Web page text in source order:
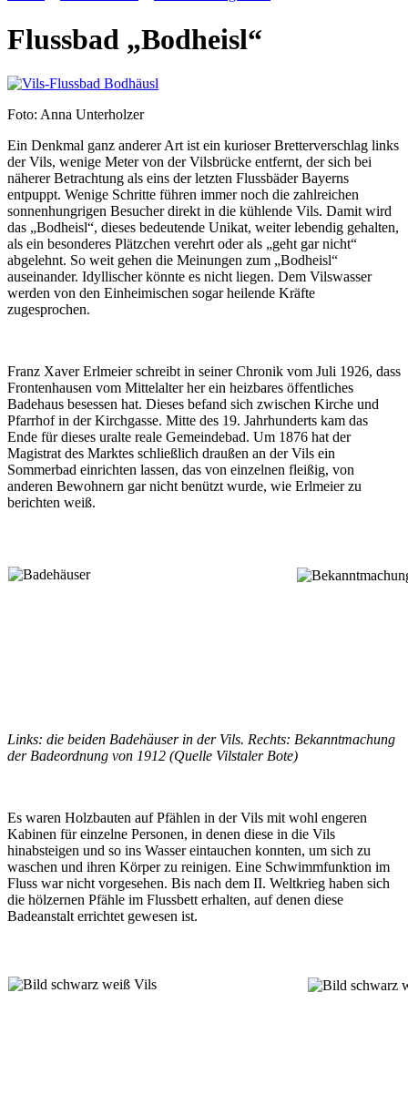
Flussbad „Bodheisl“
Foto: Anna Unterholzer
Ein Denkmal ganz anderer Art ist ein kurioser Bretterverschlag links
der Vils, wenige Meter von der Vilsbrücke entfernt, der sich bei
näherer Betrachtung als eins der letzten Flussbäder Bayerns
entpuppt. Wenige Schritte führen immer noch die zahlreichen
sonnenhungrigen Besucher direkt in die kühlende Vils. Damit wird
das „Bodheisl“, dieses bedeutende Unikat, weiter lebendig gehalten,
als ein besonderes Plätzchen verehrt oder als „geht gar nicht“
abgelehnt. So weit gehen die Meinungen zum „Bodheisl“
auseinander. Idyllischer könnte es nicht liegen. Dem Vilswasser
werden von den Einheimischen sogar heilende Kräfte
zugesprochen.
Franz Xaver Erlmeier schreibt in seiner Chronik vom Juli 1926, dass
Frontenhausen vom Mittelalter her ein heizbares öffentliches
Badehaus besessen hat. Dieses befand sich zwischen Kirche und
Pfarrhof in der Kirchgasse. Mitte des 19. Jahrhunderts kam das
Ende für dieses uralte reale Gemeindebad. Um 1876 hat der
Magistrat des Marktes schließlich draußen an der Vils ein
Sommerbad einrichten lassen, das von einzelnen fleißig, von
anderen Bewohnern gar nicht benützt wurde, wie Erlmeier zu
berichten weiß.
Links: die beiden Badehäuser in der Vils. Rechts: Bekanntmachung
der Badeordnung von 1912 (Quelle Vilstaler Bote)
Es waren Holzbauten auf Pfählen in der Vils mit wohl engeren
Kabinen für einzelne Personen, in denen diese in die Vils
hinabsteigen und so ins Wasser eintauchen konnten, um sich zu
waschen und ihren Körper zu reinigen. Eine Schwimmfunktion im
Fluss war nicht vorgesehen. Bis nach dem II. Weltkrieg haben sich
die hölzernen Pfähle im Flussbett erhalten, auf denen diese
Badeanstalt errichtet gewesen ist.